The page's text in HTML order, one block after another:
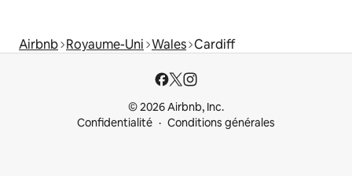
Airbnb Royaume-Uni Wales Cardiff
© 2026 Airbnb, Inc.
Confidentialité
Conditions générales